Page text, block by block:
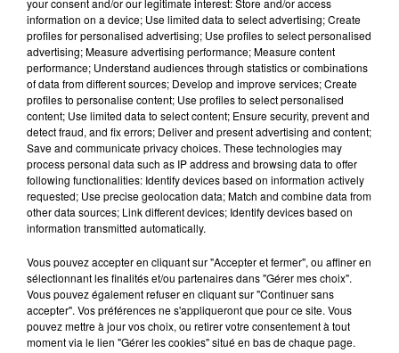
fêtera son premier anniversaire. Une année durant laquelle
le petit garçon a pu profiter de ses parents, grâce au
confinement. "C'était le côté positif. Pendant sept mois, je l'ai
vu grandir et profité de lui. J'ai justement pu me créer de
beaux souvenirs avec lui. En ça, c'est une bénédiction. Nous
avons regardé ensemble des dessins animés, et en français,
c'est la règle ! Je lui parle en français, même s'il ne me
répond pas encore !", avait alors confié M.Pokora àTélé 7
Jours.
Musique
Julien Lieb s’essaye à la vie de chatelain
dans son nouveau clip
your consent and/or our legitimate interest: Store and/or access
information on a device; Use limited data to select advertising; Create
profiles for personalised advertising; Use profiles to select personalised
advertising; Measure advertising performance; Measure content
performance; Understand audiences through statistics or combinations
of data from different sources; Develop and improve services; Create
profiles to personalise content; Use profiles to select personalised
content; Use limited data to select content; Ensure security, prevent and
detect fraud, and fix errors; Deliver and present advertising and content;
Save and communicate privacy choices. These technologies may
process personal data such as IP address and browsing data to offer
following functionalities: Identify devices based on information actively
requested; Use precise geolocation data; Match and combine data from
other data sources; Link different devices; Identify devices based on
information transmitted automatically.
Vous pouvez accepter en cliquant sur "Accepter et fermer", ou affiner en
sélectionnant les finalités et/ou partenaires dans "Gérer mes choix".
Vous pouvez également refuser en cliquant sur "Continuer sans
accepter". Vos préférences ne s'appliqueront que pour ce site. Vous
pouvez mettre à jour vos choix, ou retirer votre consentement à tout
moment via le lien "Gérer les cookies" situé en bas de chaque page.